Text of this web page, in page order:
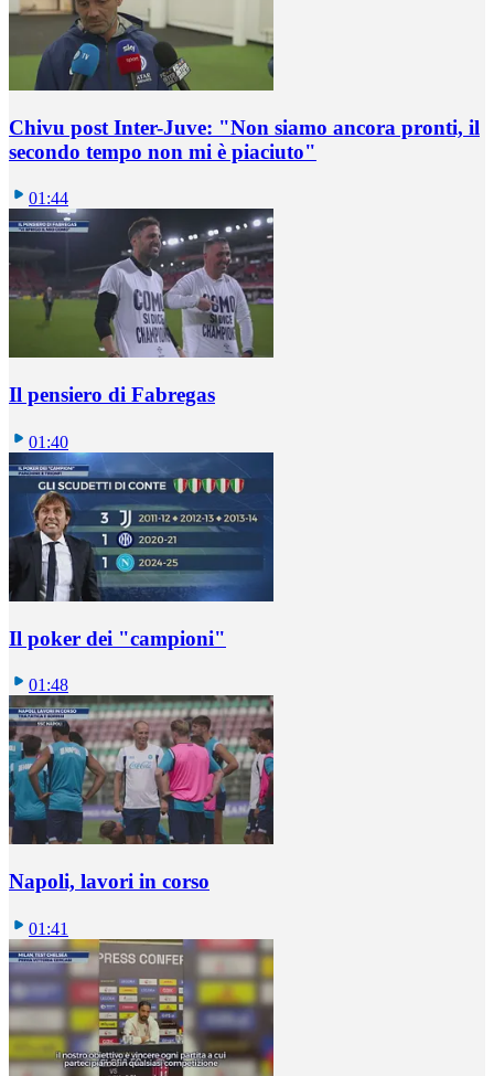
Chivu post Inter-Juve: "Non siamo ancora pronti, il
secondo tempo non mi è piaciuto"
01:44
Il pensiero di Fabregas
01:40
Il poker dei "campioni"
01:48
Napoli, lavori in corso
01:41